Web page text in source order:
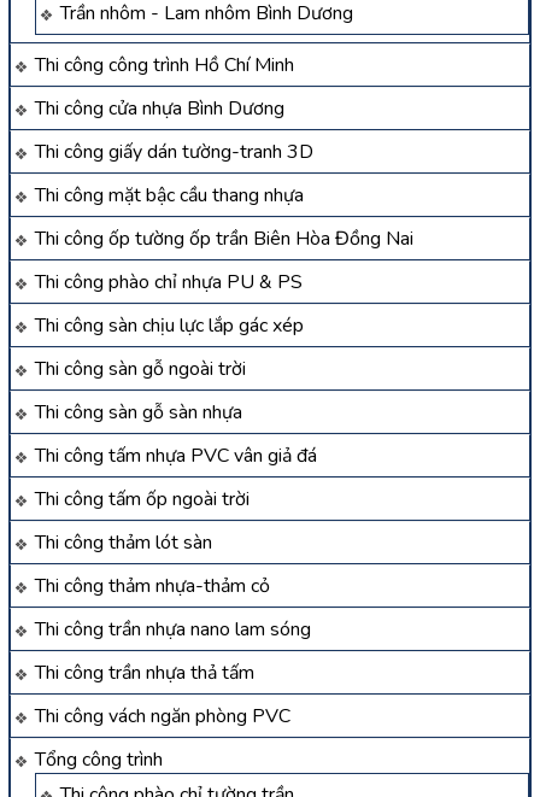
Trần nhôm - Lam nhôm Bình Dương
Thi công công trình Hồ Chí Minh
Thi công cửa nhựa Bình Dương
Thi công giấy dán tường-tranh 3D
Thi công mặt bậc cầu thang nhựa
Thi công ốp tường ốp trần Biên Hòa Đồng Nai
Thi công phào chỉ nhựa PU & PS
Thi công sàn chịu lực lắp gác xép
Thi công sàn gỗ ngoài trời
Thi công sàn gỗ sàn nhựa
Thi công tấm nhựa PVC vân giả đá
Thi công tấm ốp ngoài trời
Thi công thảm lót sàn
Thi công thảm nhựa-thảm cỏ
Thi công trần nhựa nano lam sóng
Thi công trần nhựa thả tấm
Thi công vách ngăn phòng PVC
Tổng công trình